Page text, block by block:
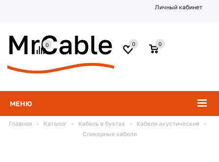
Личный кабинет
МЕНЮ
0
0
0
Главная - Каталог - Кабель в бухтах - Кабели акустические
-
Спикерные кабели